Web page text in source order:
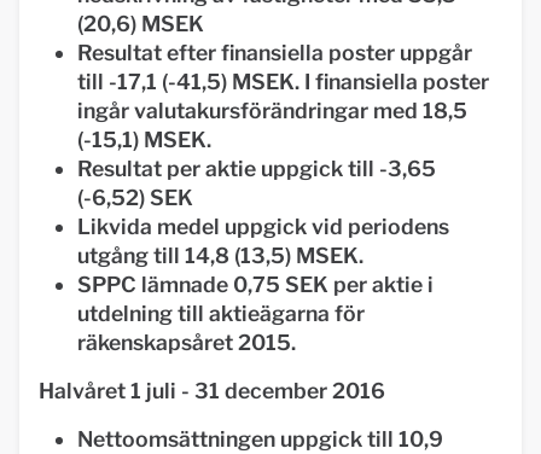
(20,6) MSEK
Resultat efter finansiella poster uppgår
till -17,1 (-41,5) MSEK. I finansiella poster
ingår valutakursförändringar med 18,5
(-15,1) MSEK.
Resultat per aktie uppgick till -3,65
(-6,52) SEK
Likvida medel uppgick vid periodens
utgång till 14,8 (13,5) MSEK.
SPPC lämnade 0,75 SEK per aktie i
utdelning till aktieägarna för
räkenskapsåret 2015.
Halvåret 1 juli - 31 december 2016
Nettoomsättningen uppgick till 10,9